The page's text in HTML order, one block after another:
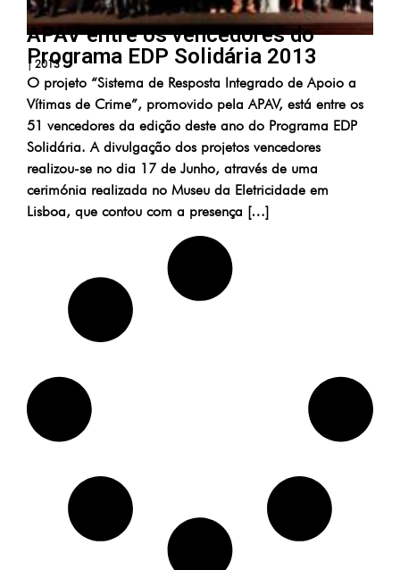
APAV entre os vencedores do
Programa EDP Solidária 2013
| 2013
O projeto “Sistema de Resposta Integrado de Apoio a
Vítimas de Crime”, promovido pela APAV, está entre os
51 vencedores da edição deste ano do Programa EDP
Solidária. A divulgação dos projetos vencedores
realizou-se no dia 17 de Junho, através de uma
cerimónia realizada no Museu da Eletricidade em
Lisboa, que contou com a presença […]